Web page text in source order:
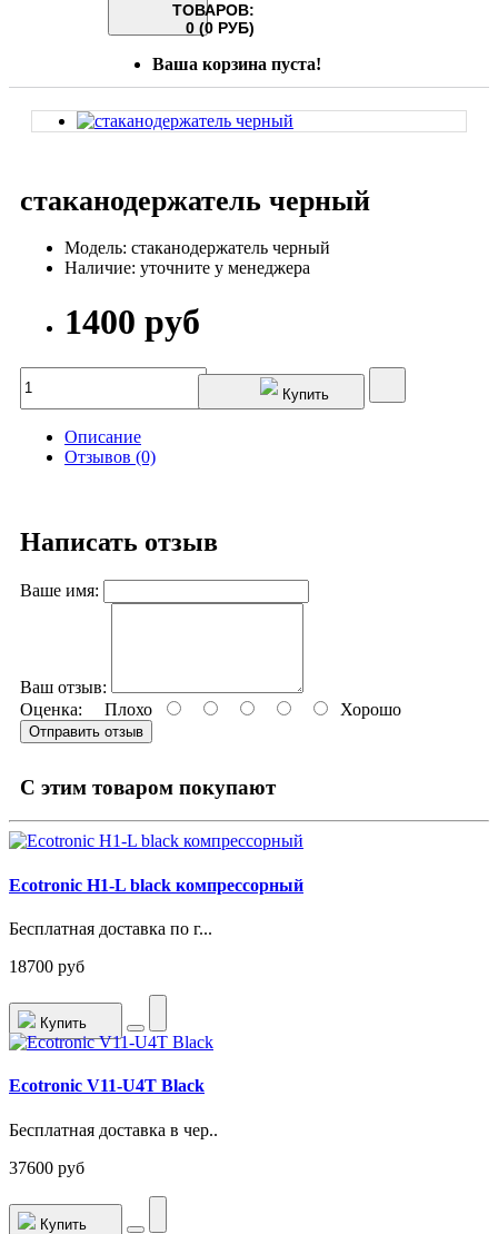
ТОВАРОВ:
0 (0 РУБ)
Ваша корзина пуста!
стаканодержатель черный
Модель: стаканодержатель черный
Наличие: уточните у менеджера
1400 руб
Купить
Описание
Отзывов (0)
Написать отзыв
Ваше имя:
Ваш отзыв:
Оценка: Плохо Хорошо
Отправить отзыв
C этим товаром покупают
Ecotronic H1-L black компрессорный
Бесплатная доставка по г...
18700 руб
Купить
Ecotronic V11-U4T Black
Бесплатная доставка в чер..
37600 руб
Купить